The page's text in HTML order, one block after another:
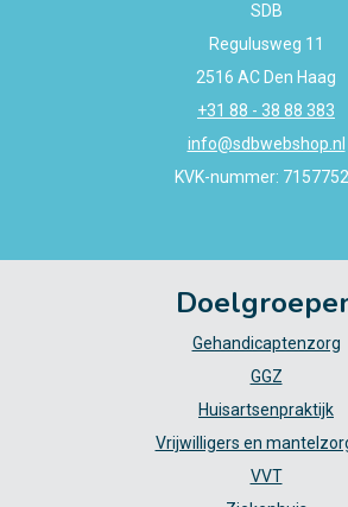
SDB
Regulusweg 11
2516 AC Den Haag
+31 88 - 38 88 383
info@sdbwebshop.nl
KVK-nummer:
Gehandicaptenzorg
GGZ
Huisartsenpraktijk
Vrijwilligers en
VVT